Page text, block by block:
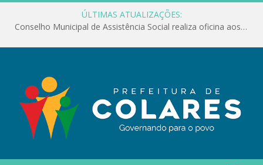
ÚLTIMAS ATUALIZAÇÕES:
Conselho Municipal de Assistência Social realiza oficina aos servidores